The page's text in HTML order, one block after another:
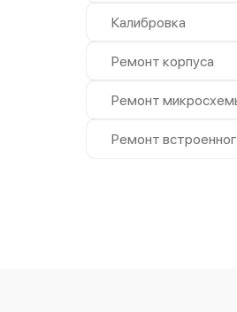
Калибровка
Ремонт корпуса
Ремонт
Ремонт